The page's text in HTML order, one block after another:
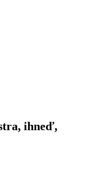
ihneď,